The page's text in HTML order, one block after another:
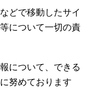
どで移動したサイ
について一切の責
について、できる
努めております